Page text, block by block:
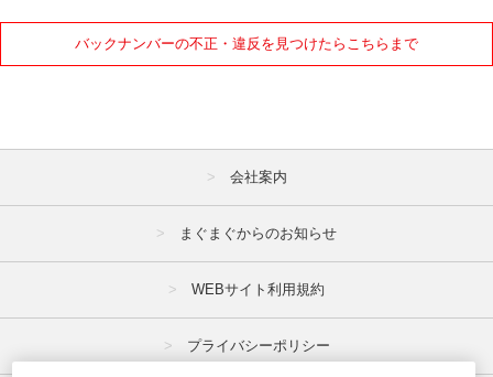
バックナンバーの不正・違反を見つけたらこちらまで
4月 5月 6月
2月
4月 5月 6月
11月
会社案内
まぐまぐからのお知らせ
WEBサイト利用規約
プライバシーポリシー